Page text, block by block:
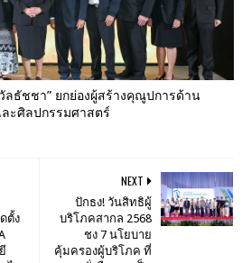
ลธัชชา” ยกย่องผู้สร้างคุณูปการด้าน
ะศิลปกรรมศาสตร์
NEXT
ปักธง! วันสิทธิผู้
บริโภคสากล 2568
ชง 7 นโยบาย
คุ้มครองผู้บริโภค ที่
ตั้ง